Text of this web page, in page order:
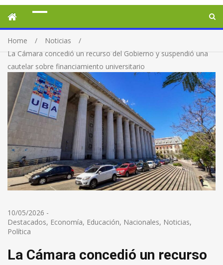
Home
Noticias
La Cámara concedió un recurso del Gobierno y suspendió una
cautelar sobre financiamiento universitario
10/05/2026 -
Destacados, Economía, Educación, Nacionales, Noticias,
Política
La Cámara concedió un recurso